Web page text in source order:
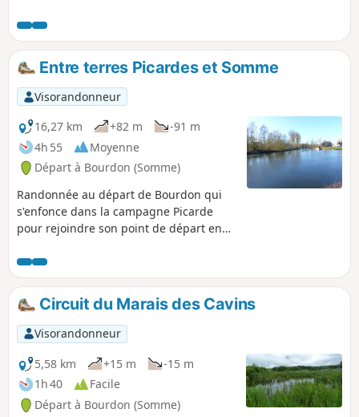
petit cimetière militaire qui nous rappelle, ici aussi, les
horreurs de la guerre. Enfin, profitons des superbes points
de vue sur la vallée et sur la charmante ville d'Auxi.
Entre terres Picardes et Somme
Visorandonneur
16,27 km
+82 m
-91 m
4h 55
Moyenne
Départ à Bourdon (Somme)
Randonnée au départ de Bourdon qui
s'enfonce dans la campagne Picarde
pour rejoindre son point de départ en
Circuit du Marais des Cavins
Visorandonneur
5,58 km
+15 m
-15 m
1h 40
Facile
Départ à Bourdon (Somme)